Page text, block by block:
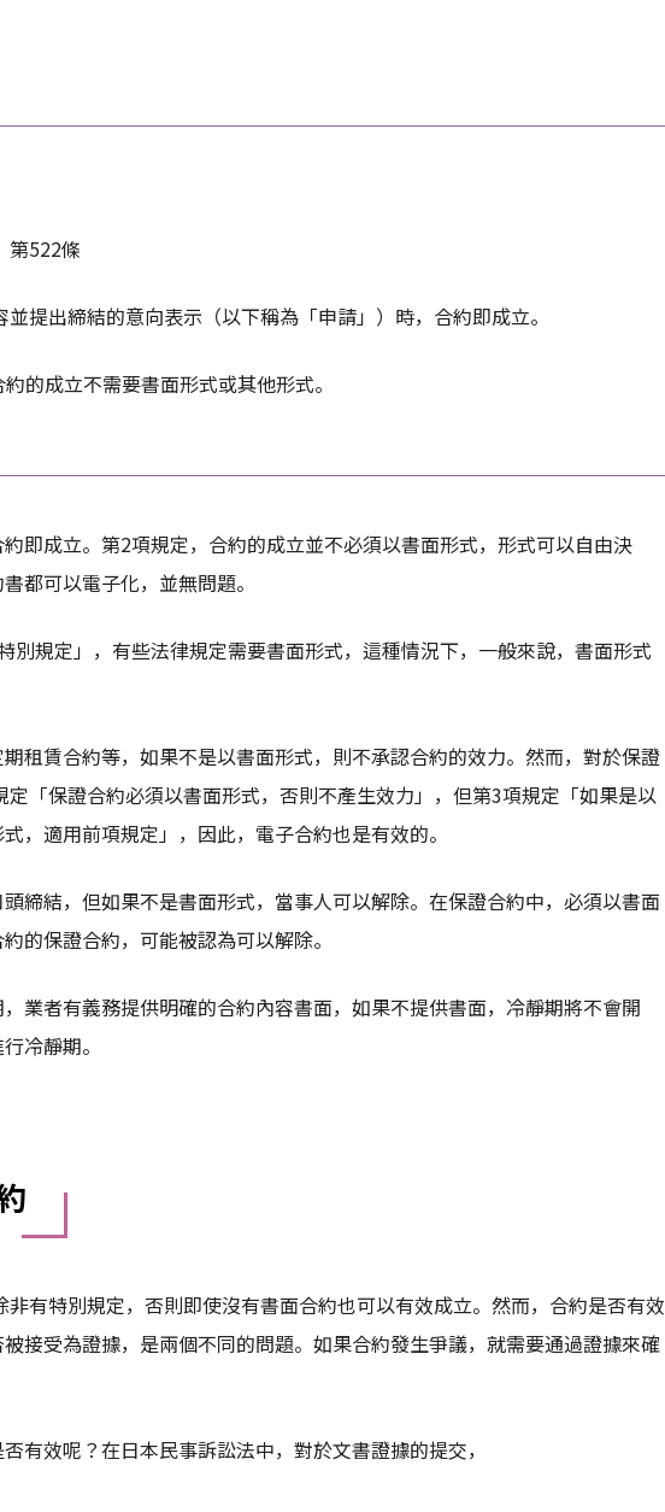
第522條
提出締結的意向表示（以下稱為「申請」）時，合約即成立。
的成立不需要書面形式或其他形式。
即成立。第2項規定，合約的成立並不必須以書面形式，形式可以自由決
都可以電子化，並無問題。
別規定」，有些法律規定需要書面形式，這種情況下，一般來說，書面形式
租賃合約等，如果不是以書面形式，則不承認合約的效力。然而，對於保證
「保證合約必須以書面形式，否則不產生效力」，但第3項規定「如果是以
，適用前項規定」，因此，電子合約也是有效的。
締結，但如果不是書面形式，當事人可以解除。在保證合約中，必須以書面
的保證合約，可能被認為可以解除。
業者有義務提供明確的合約內容書面，如果不提供書面，冷靜期將不會開
冷靜期。
有特別規定，否則即使沒有書面合約也可以有效成立。然而，合約是否有效
接受為證據，是兩個不同的問題。如果合約發生爭議，就需要通過證據來確
有效呢？在日本民事訴訟法中，對於文書證據的提交，